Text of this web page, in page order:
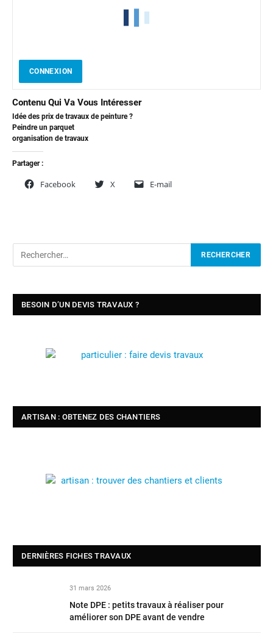
CONNEXION
Contenu Qui Va Vous Intéresser
Idée des prix de travaux de peinture ?
Peindre un parquet
organisation de travaux
Partager :
Facebook X E-mail
BESOIN D’UN DEVIS TRAVAUX ?
ARTISAN : OBTENEZ DES CHANTIERS
DERNIÈRES FICHES TRAVAUX
31 mars 2026
Note DPE : petits travaux à réaliser pour
améliorer son DPE avant de vendre